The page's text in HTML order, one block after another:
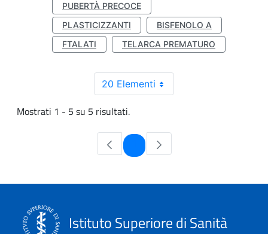
PUBERTÀ PRECOCE
PLASTICIZZANTI
BISFENOLO A
FTALATI
TELARCA PREMATURO
20 Elementi
Mostrati 1 - 5 su 5 risultati.
Pagina
Istituto Superiore di Sanità